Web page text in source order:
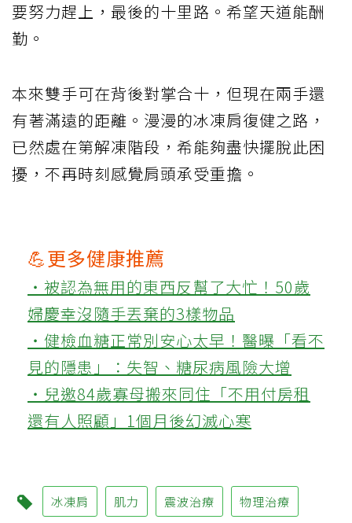
要努力趕上，最後的十里路。希望天道能酬
勤。
本來雙手可在背後對掌合十，但現在兩手還
有著滿遠的距離。漫漫的冰凍肩復健之路，
已然處在第解凍階段，希能夠盡快擺脫此困
擾，不再時刻感覺肩頭承受重擔。
💪更多健康推薦
‧被認為無用的東西反幫了大忙！50歲
婦慶幸沒隨手丟棄的3樣物品
‧健檢血糖正常別安心太早！醫曝「看不
見的隱患」：失智、糖尿病風險大增
‧兒邀84歲寡母搬來同住「不用付房租
還有人照顧」1個月後幻滅心寒
冰凍肩 肌力 震波治療 物理治療